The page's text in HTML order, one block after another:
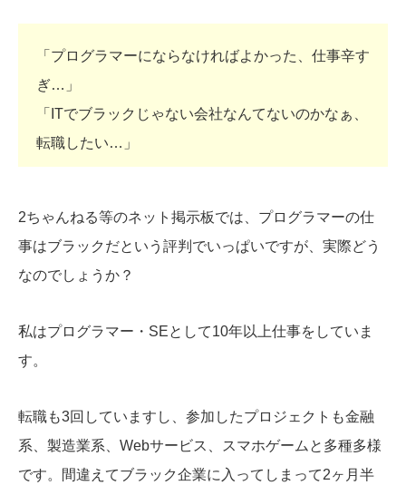
「プログラマーにならなければよかった、仕事辛す
ぎ…」
「ITでブラックじゃない会社なんてないのかなぁ、
転職したい…」
2ちゃんねる等のネット掲示板では、プログラマーの仕
事はブラックだという評判でいっぱいですが、実際どう
なのでしょうか？
私はプログラマー・SEとして10年以上仕事をしていま
す。
転職も3回していますし、参加したプロジェクトも金融
系、製造業系、Webサービス、スマホゲームと多種多様
です。間違えてブラック企業に入ってしまって2ヶ月半